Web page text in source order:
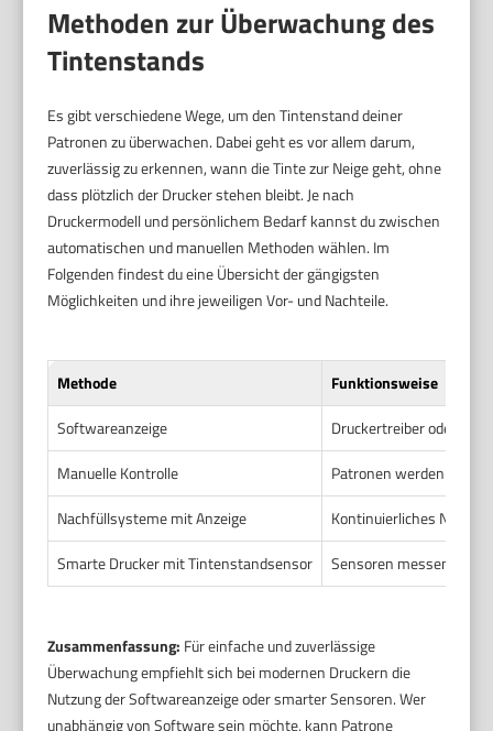
Methoden zur Überwachung des
Tintenstands
Es gibt verschiedene Wege, um den Tintenstand deiner
Patronen zu überwachen. Dabei geht es vor allem darum,
zuverlässig zu erkennen, wann die Tinte zur Neige geht, ohne
dass plötzlich der Drucker stehen bleibt. Je nach
Druckermodell und persönlichem Bedarf kannst du zwischen
automatischen und manuellen Methoden wählen. Im
Folgenden findest du eine Übersicht der gängigsten
Möglichkeiten und ihre jeweiligen Vor- und Nachteile.
Methode
Funktionsweise
Softwareanzeige
Druckertreiber oder
Manuelle Kontrolle
Patronen werden aus
Nachfüllsysteme mit Anzeige
Kontinuierliches
Smarte Drucker mit Tintenstandsensor
Sensoren messen
Zusammenfassung: Für einfache und zuverlässige
Überwachung empfiehlt sich bei modernen Druckern die
Nutzung der Softwareanzeige oder smarter Sensoren. Wer
unabhängig von Software sein möchte, kann Patrone